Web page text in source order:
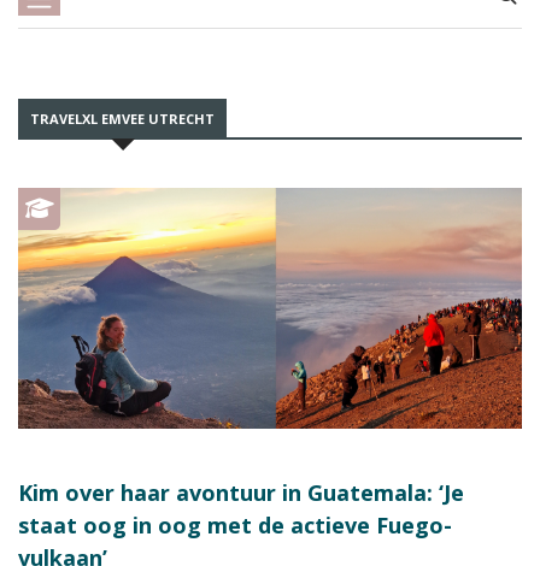
TRAVELXL EMVEE UTRECHT
Kim over haar avontuur in Guatemala: ‘Je
staat oog in oog met de actieve Fuego-
vulkaan’